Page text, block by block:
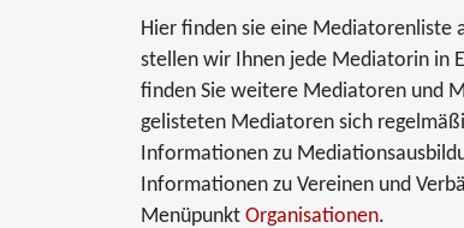
Hier finden sie eine Mediatorenliste
stellen wir Ihnen jede Mediatorin in
finden Sie weitere Mediatoren und
gelisteten Mediatoren sich
Informationen zu
Informationen zu Vereinen und
Menüpunkt Organisationen.